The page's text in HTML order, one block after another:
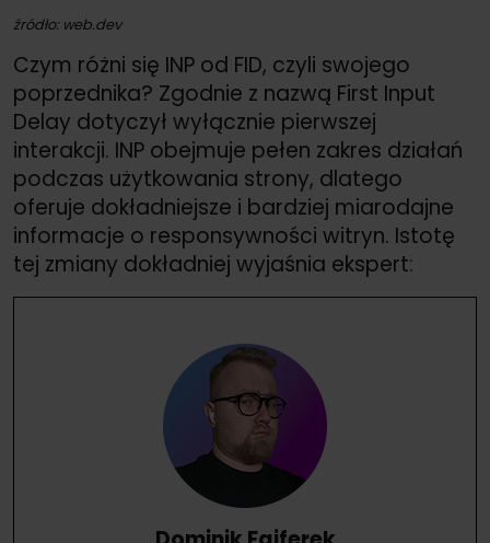
źródło: web.dev
Czym różni się INP od FID, czyli swojego
poprzednika? Zgodnie z nazwą First Input
Delay dotyczył wyłącznie pierwszej
interakcji. INP obejmuje pełen zakres działań
podczas użytkowania strony, dlatego
oferuje dokładniejsze i bardziej miarodajne
informacje o responsywności witryn. Istotę
tej zmiany dokładniej wyjaśnia ekspert: